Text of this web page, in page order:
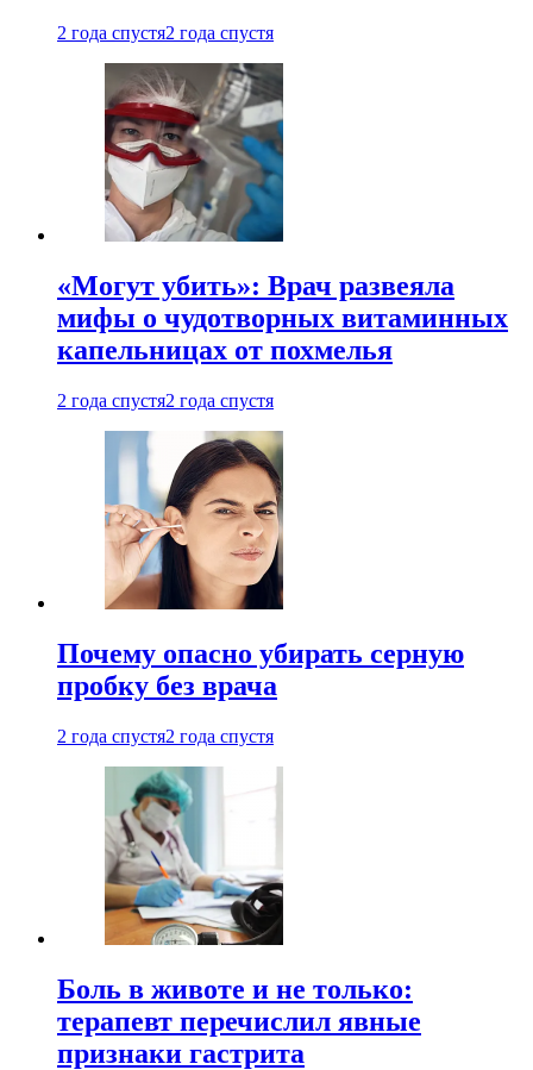
2 года спустя2 года спустя
«Могут убить»: Врач развеяла
мифы о чудотворных витаминных
капельницах от похмелья
2 года спустя2 года спустя
Почему опасно убирать серную
пробку без врача
2 года спустя2 года спустя
Боль в животе и не только:
терапевт перечислил явные
признаки гастрита